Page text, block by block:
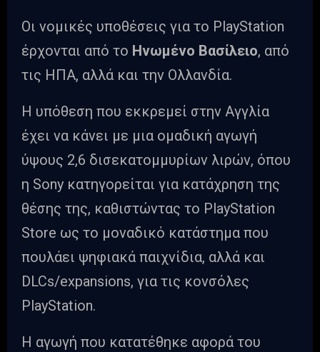
Οι νομικές υποθέσεις για το PlayStation
έρχονται από το Ηνωμένο Βασίλειο, από
τις ΗΠΑ, αλλά και την Ολλανδία.
Η υπόθεση που εκκρεμεί στην Αγγλία
έχει να κάνει με μια ομαδική αγωγή
ύψους 2,6 δισεκατομμυρίων λιρών, όπου
η Sony κατηγορείται για κατάχρηση της
θέσης της, καθιστώντας το PlayStation
Store ως το μοναδικό κατάστημα που
πουλάει ψηφιακά παιχνίδια, αλλά και
DLCs/expansions, για τις κονσόλες
PlayStation.
Η αγωγή που κατατέθηκε αφορά του